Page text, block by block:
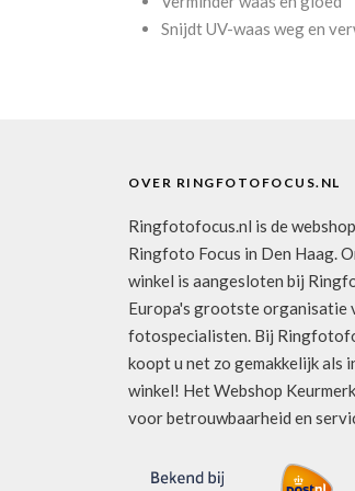
Snijdt UV-waas weg en
OVER RINGFOTOFOCUS.NL
Ringfotofocus.nl is de
Ringfoto Focus in Den Haag.
winkel is aangesloten bij
Europa's grootste organisatie
fotospecialisten. Bij
koopt u net zo gemakkelijk als
winkel! Het Webshop
voor betrouwbaarheid en